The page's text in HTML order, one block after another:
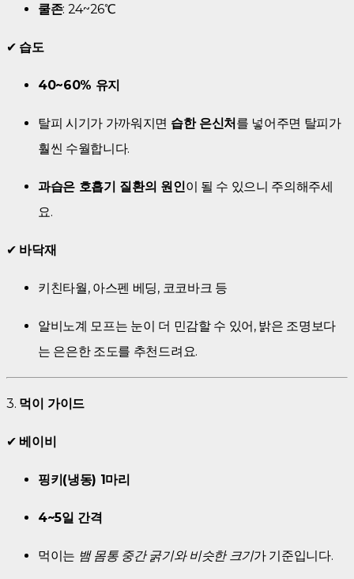
쿨존: 24~26℃
✔ 습도
40~60% 유지
탈피 시기가 가까워지면 습한 은신처를 넣어주면 탈피가
훨씬 수월합니다.
과습은 호흡기 질환의 원인이 될 수 있으니 주의해주세
요.
✔ 바닥재
키친타월, 아스펜 베딩, 코코바크 등
알비노계 모프는 눈이 더 민감할 수 있어, 밝은 조명보다
는 은은한 조도를 추천드려요.
3. 먹이 가이드
✔ 베이비
핑키(냉동) 1마리
4~5일 간격
먹이는 뱀 몸통 중간 굵기와 비슷한 크기가 기준입니다.